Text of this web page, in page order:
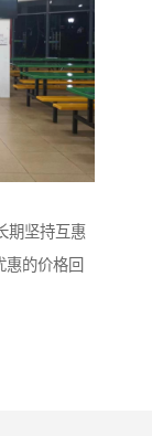
期坚持互惠
惠的价格回